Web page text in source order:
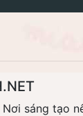
Nơi sáng tạo